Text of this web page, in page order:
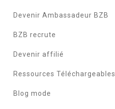
Devenir Ambassadeur BZB
BZB recrute
Devenir affilié
Ressources Téléchargeables
Blog mode